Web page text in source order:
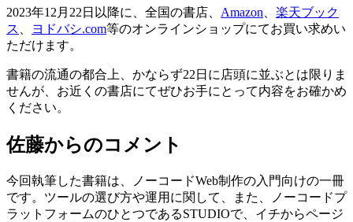
2023年12月22日以降に、全国の書店、 Amazon
楽天ブック
ス
ヨドバシ.com等のオンラインショップにてお買い求めい
ただけます。
書籍の流通の都合上、かならず22日に店頭に並ぶとは限りま
せんが、お近くの書店にてぜひお手にとって内容をお確かめ
ください。
佐藤からのコメント
今回執筆した書籍は、ノーコードWeb制作の入門向けの一冊
です。ツールの選び方や運用に関して、また、ノーコードプ
ラットフォームのひとつであるSTUDIOで、イチからページ